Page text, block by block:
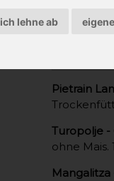
ich lehne ab Ein
Pietrain
Turopolje -
ohne Mais.
Mangalitza